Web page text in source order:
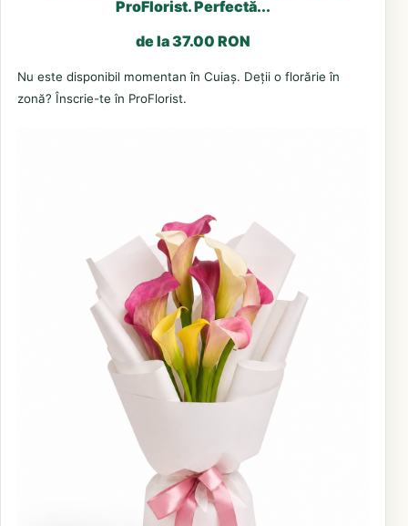
ProFlorist. Perfectă...
de la 37.00 RON
Nu este disponibil momentan în Cuiaș. Deții o florărie în
zonă? Înscrie-te în ProFlorist.